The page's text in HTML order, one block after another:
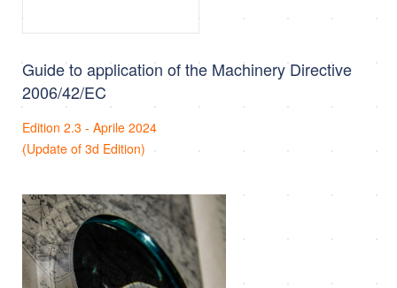
Guide to application of the Machinery Directive
2006/42/EC
Edition 2.3 - Aprile 2024
(Update of 3d Edition)